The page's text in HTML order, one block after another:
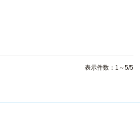
表示件数：1～5/5